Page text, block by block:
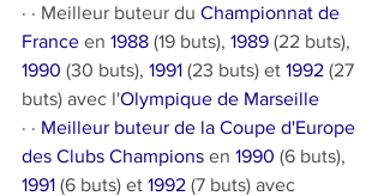
· · Meilleur buteur du Championnat de
France en 1988 (19 buts), 1989 (22 buts),
1990 (30 buts), 1991 (23 buts) et 1992 (27
buts) avec l'Olympique de Marseille
· · Meilleur buteur de la Coupe d'Europe
des Clubs Champions en 1990 (6 buts),
1991 (6 buts) et 1992 (7 buts) avec